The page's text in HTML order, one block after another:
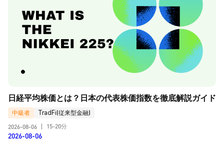
日経平均株価とは？日本の代表株価指数を徹底解説ガイド
中級者
TradFi(従来型金融)
2026-08-06
15-20分
2026-08-06